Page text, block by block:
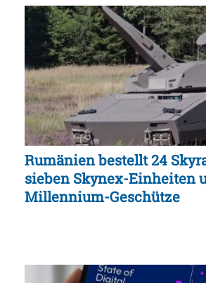
Rumänien bestellt 24
sieben Skynex-Einheiten
Millennium-Geschütze